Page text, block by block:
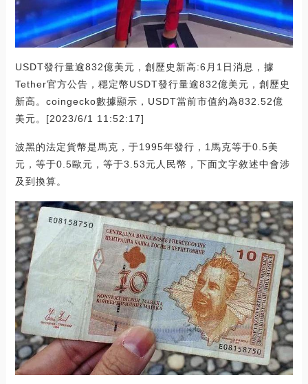
USDT發行量逾832億美元，創歷史新高:6月1日消息，據
Tether官方公告，穩定幣USDT發行量逾832億美元，創歷史
新高。coingecko數據顯示，USDT當前市值約為832.52億
美元。[2023/6/1 11:52:17]
波黑的法定貨幣是馬克，于1995年發行，1馬克等于0.5美
元，等于0.5歐元，等于3.53元人民幣，下面文字敘述中會涉
及到換算。